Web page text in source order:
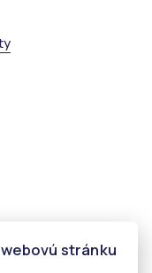
stránku